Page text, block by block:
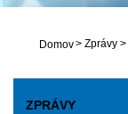
Domov> Zprávy >
ZPRÁVY